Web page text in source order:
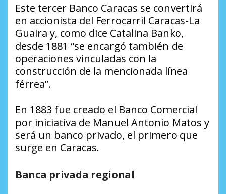
Este tercer Banco Caracas se convertirá
en accionista del Ferrocarril Caracas-La
Guaira y, como dice Catalina Banko,
desde 1881 “se encargó también de
operaciones vinculadas con la
construcción de la mencionada línea
férrea”.
En 1883 fue creado el Banco Comercial
por iniciativa de Manuel Antonio Matos y
será un banco privado, el primero que
surge en Caracas.
Banca privada regional